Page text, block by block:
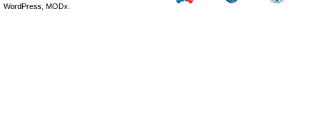
WordPress, MODx.